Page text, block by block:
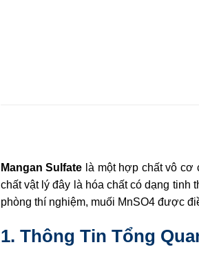
Mangan Sulfate là một hợp chất vô cơ
chất vật lý đây là hóa chất có dạng tinh
phòng thí nghiệm, muối MnSO4 được
1. Thông Tin Tổng